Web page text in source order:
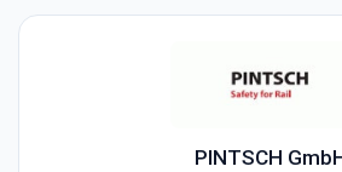
PINTSCH